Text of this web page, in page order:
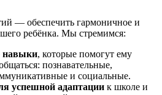
— обеспечить гармоничное и
ребёнка. Мы стремимся:
навыки, которые помогут ему
познавательные,
и социальные.
успешной адаптации к школе и